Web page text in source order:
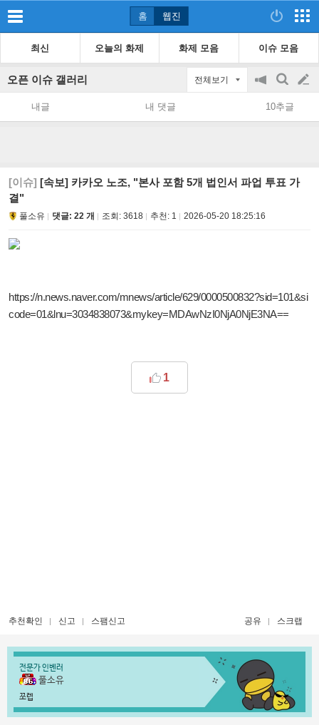
홈 웹진
최신 오늘의 화제 화제 모음 이슈 모음
오픈 이슈 갤러리 전체보기
공
지
on/off
검
색
글
쓰
내글 내 댓글 10추글
[이슈] [속보] 카카오 노조, "본사 포함 5개 법인서 파업 투표 가
결"
풀소유 댓글: 22 개 조회: 3618 추천: 1 2026-05-20 18:25:16
https://n.news.naver.com/mnews/article/629/0000500832?sid=101&si
code=01&lnu=3034838073&mykey=MDAwNzI0NjA0NjE3NA==
1
추천확인 신고 스팸신고 공유 스크랩
전문가 인벤러
풀소유
쪼렙